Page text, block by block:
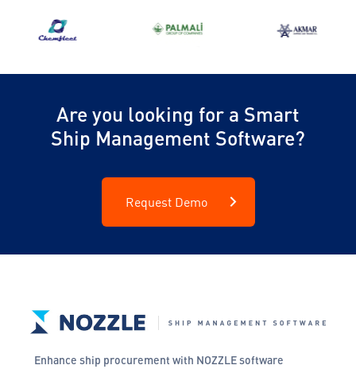
Are you looking for a Smart
Ship Management Software?
Request Demo
Enhance ship procurement with NOZZLE software